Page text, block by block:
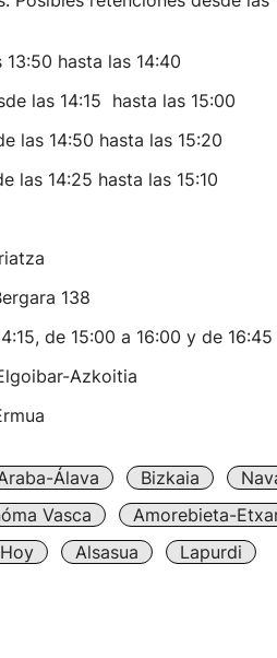
hasta las 14:40
las 14:15 hasta las 15:00
las 14:50 hasta las 15:20
las 14:25 hasta las 15:10
138
de 15:00 a 16:00 y de 16:45
Azkoitia
Álava Bizkaia
Vasca
Amorebieta-
Alsasua Lapurdi